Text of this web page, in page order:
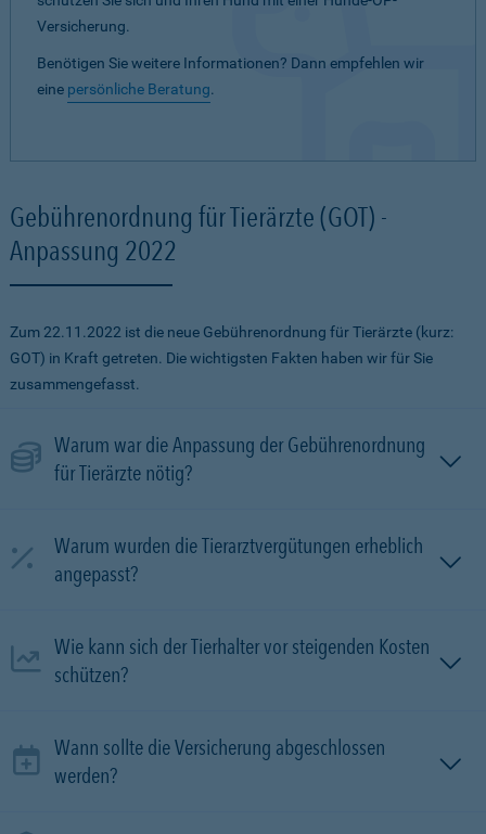
Versicherung.
Benötigen Sie weitere Informationen? Dann empfehlen wir
eine persönliche Beratung.
Gebührenordnung für Tierärzte (GOT) -
Anpassung 2022
Zum 22.11.2022 ist die neue Gebührenordnung für Tierärzte (kurz:
GOT) in Kraft getreten. Die wichtigsten Fakten haben wir für Sie
zusammengefasst.
Warum war die Anpassung der Gebührenordnung
für Tierärzte nötig?
Warum wurden die Tierarztvergütungen erheblich
angepasst?
Wie kann sich der Tierhalter vor steigenden Kosten
schützen?
Wann sollte die Versicherung abgeschlossen
werden?